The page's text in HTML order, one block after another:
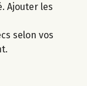
Ajouter les
selon vos